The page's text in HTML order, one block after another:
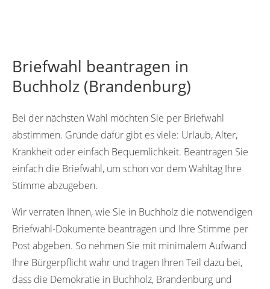
Briefwahl beantragen in
Buchholz (Brandenburg)
Bei der nächsten Wahl möchten Sie per Briefwahl
abstimmen. Gründe dafür gibt es viele: Urlaub, Alter,
Krankheit oder einfach Bequemlichkeit. Beantragen Sie
einfach die Briefwahl, um schon vor dem Wahltag Ihre
Stimme abzugeben.
Wir verraten Ihnen, wie Sie in Buchholz die notwendigen
Briefwahl-Dokumente beantragen und Ihre Stimme per
Post abgeben. So nehmen Sie mit minimalem Aufwand
Ihre Bürgerpflicht wahr und tragen Ihren Teil dazu bei,
dass die Demokratie in Buchholz, Brandenburg und